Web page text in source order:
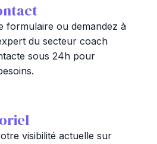
formulaire ou demandez à
du secteur coach
sous 24h pour
visibilité actuelle sur